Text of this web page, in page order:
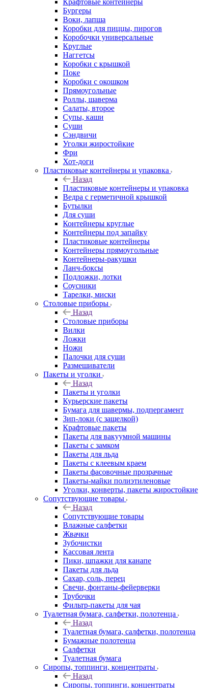
Крафтовые контейнеры
Бургеры
Воки, лапша
Коробки для пиццы, пирогов
Коробочки универсальные
Круглые
Наггетсы
Коробки с крышкой
Поке
Коробки с окошком
Прямоугольные
Роллы, шаверма
Салаты, второе
Супы, каши
Суши
Сэндвичи
Уголки жиростойкие
Фри
Хот-доги
Пластиковые контейнеры и упаковка
Назад
Пластиковые контейнеры и упаковка
Ведра с герметичной крышкой
Бутылки
Для суши
Контейнеры круглые
Контейнеры под запайку
Пластиковые контейнеры
Контейнеры прямоугольные
Контейнеры-ракушки
Ланч-боксы
Подложки, лотки
Соусники
Тарелки, миски
Столовые приборы
Назад
Столовые приборы
Вилки
Ложки
Ножи
Палочки для суши
Размешиватели
Пакеты и уголки
Назад
Пакеты и уголки
Курьерские пакеты
Бумага для шавермы, подпергамент
Зип-локи (с защелкой)
Крафтовые пакеты
Пакеты для вакуумной машины
Пакеты с замком
Пакеты для льда
Пакеты с клеевым краем
Пакеты фасовочные прозрачные
Пакеты-майки полиэтиленовые
Уголки, конверты, пакеты жиростойкие
Сопутствующие товары
Назад
Сопутствующие товары
Влажные салфетки
Жвачки
Зубочистки
Кассовая лента
Пики, шпажки для канапе
Пакеты для льда
Сахар, соль, перец
Свечи, фонтаны-фейерверки
Трубочки
Фильтр-пакеты для чая
Туалетная бумага, салфетки, полотенца
Назад
Туалетная бумага, салфетки, полотенца
Бумажные полотенца
Салфетки
Туалетная бумага
Сиропы, топпинги, концентраты
Назад
Сиропы, топпинги, концентраты